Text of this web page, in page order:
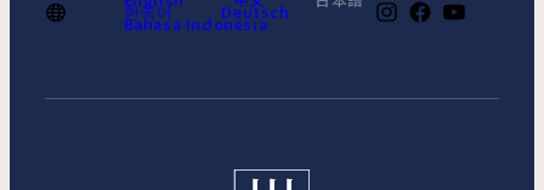
한국어 Deutsch
Bahasa Indonesia